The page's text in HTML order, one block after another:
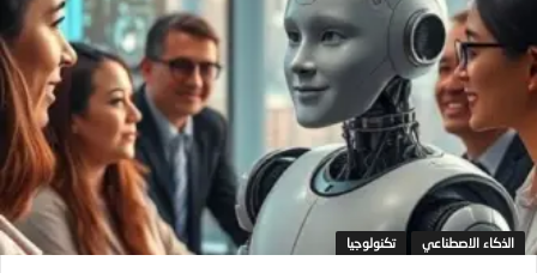
الذكاء الاصطناعي تكنولوجيا